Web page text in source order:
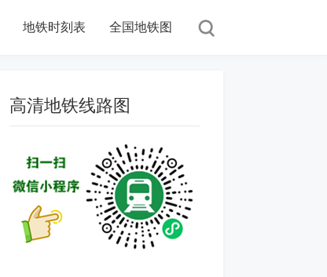
地铁时刻表 全国地铁图
高清地铁线路图